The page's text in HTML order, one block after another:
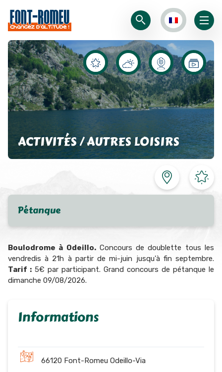
ACTIVITÉS / AUTRES LOISIRS
Pétanque
Boulodrome à Odeillo.Concours de doublette tous les
vendredis à 21h à partir de mi-juin jusqu'à fin septembre.
Tarif : 5€ par participant. Grand concours de pétanque le
dimanche 09/08/2026.
Informations
66120 Font-Romeu Odeillo-Via